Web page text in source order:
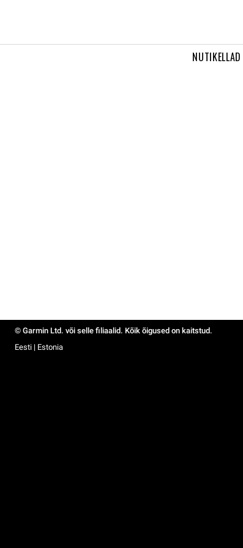
NUTIKELLAD
© Garmin Ltd. või selle filiaalid. Kõik õigused on kaitstud.
Eesti | Estonia